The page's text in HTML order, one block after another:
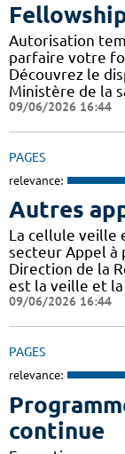
Autorisation
parfaire votre
Découvrez le
Ministère de la
09/06/2026 16:44
PAGES
relevance:
Autres
La cellule veille
secteur Appel à
Direction de la
est la veille et
09/06/2026 16:44
PAGES
relevance:
continue